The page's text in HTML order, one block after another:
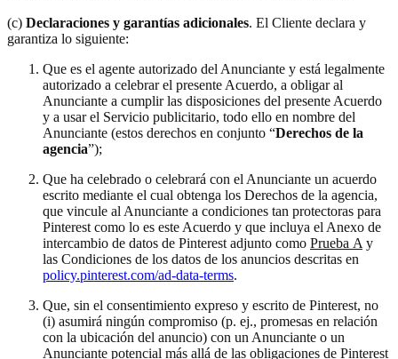
(c) Declaraciones y garantías adicionales. El Cliente declara y
garantiza lo siguiente:
Que es el agente autorizado del Anunciante y está legalmente
autorizado a celebrar el presente Acuerdo, a obligar al
Anunciante a cumplir las disposiciones del presente Acuerdo
y a usar el Servicio publicitario, todo ello en nombre del
Anunciante (estos derechos en conjunto “Derechos de la
agencia”);
Que ha celebrado o celebrará con el Anunciante un acuerdo
escrito mediante el cual obtenga los Derechos de la agencia,
que vincule al Anunciante a condiciones tan protectoras para
Pinterest como lo es este Acuerdo y que incluya el Anexo de
intercambio de datos de Pinterest adjunto como Prueba A y
las Condiciones de los datos de los anuncios descritas en
policy.pinterest.com/ad-data-terms.
Que, sin el consentimiento expreso y escrito de Pinterest, no
(i) asumirá ningún compromiso (p. ej., promesas en relación
con la ubicación del anuncio) con un Anunciante o un
Anunciante potencial más allá de las obligaciones de Pinterest